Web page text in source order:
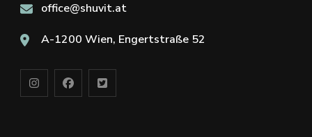
office@shuvit.at
A-1200 Wien, Engertstraße 52